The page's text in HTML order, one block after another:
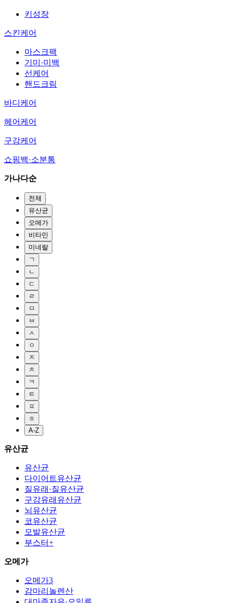
키성장
스킨케어
마스크팩
기미·미백
선케어
핸드크림
바디케어
헤어케어
구강케어
쇼핑백·소분통
가나다순
전체
유산균
오메가
비타민
미네랄
ㄱ
ㄴ
ㄷ
ㄹ
ㅁ
ㅂ
ㅅ
ㅇ
ㅈ
ㅊ
ㅋ
ㅌ
ㅍ
ㅎ
A-Z
유산균
유산균
다이어트유산균
질유래·질유산균
구강유래유산균
뇌유산균
코유산균
모발유산균
부스터+
오메가
오메가3
감마리놀렌산